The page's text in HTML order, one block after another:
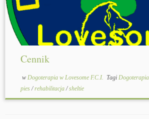
rehabilitacji dzieci, ze względu
ćwiczeń rehabilitacyjnych w
z psem. Daje również efekty w
tym przypadku przede
zwierzęciem, co przyspiesza
ułatwia przejście choroby....
Cennik
w Dogoterapia w Lovesome F.C.I. Tagi
pies/rehabilitacja/sheltie